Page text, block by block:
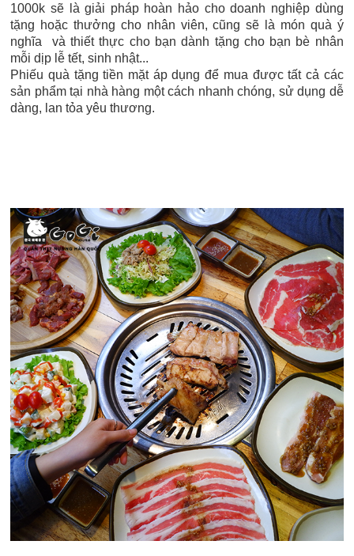
1000k sẽ là giải pháp hoàn hảo cho doanh nghiệp dùng
tặng hoặc thưởng cho nhân viên, cũng sẽ là món quà ý
nghĩa và thiết thực cho bạn dành tặng cho bạn bè nhân
mỗi dịp lễ tết, sinh nhật...
Phiếu quà tặng tiền mặt áp dụng để mua được tất cả các
sản phẩm tại nhà hàng một cách nhanh chóng, sử dụng dễ
dàng, lan tỏa yêu thương.